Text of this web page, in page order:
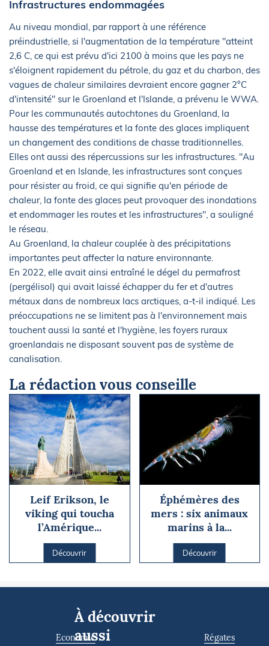
Infrastructures endommagées
Au niveau mondial, par rapport à une référence
préindustrielle, si l'augmentation de la température "atteint
2,6 C, ce qui est prévu d'ici 2100 à moins que les pays ne
s'éloignent rapidement du pétrole, du gaz et du charbon, des
vagues de chaleur similaires devraient encore gagner 2°C
d'intensité" sur le Groenland et l'Islande, a prévenu le WWA.
Pour les communautés autochtones du Groenland, la
hausse des températures et la fonte des glaces impliquent
un changement des conditions de chasse traditionnelles.
Elles ont aussi des répercussions sur les infrastructures. "Au
Groenland et en Islande, les infrastructures sont conçues
pour résister au froid, ce qui signifie qu'en période de
chaleur, la fonte des glaces peut provoquer des inondations
et endommager les routes et les infrastructures", a souligné
le réseau.
Au Groenland, la chaleur couplée à des précipitations
importantes peut affecter la nature environnante.
En 2022, elle avait ainsi entraîné le dégel du permafrost
(pergélisol) qui avait laissé échapper du fer et d'autres
métaux dans de nombreux lacs arctiques, a-t-il indiqué. Les
préoccupations ne se limitent pas à l'environnement mais
touchent aussi la santé et l'hygiène, les foyers ruraux
groenlandais ne disposant souvent pas de système de
canalisation.
La rédaction vous conseille
Leif Erikson, le
viking qui toucha
l’Amérique...
Découvrir
Éphémères des
mers : six animaux
marins à la...
Découvrir
À découvrir
aussi
Economie Régates